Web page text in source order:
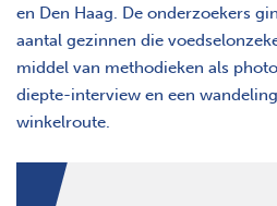
en Den Haag. De onderzoekers
aantal gezinnen die
middel van methodieken als
diepte-interview en een
winkelroute.